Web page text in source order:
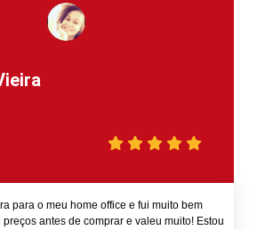
para o meu home office e fui muito bem
antes de comprar e valeu muito! Estou